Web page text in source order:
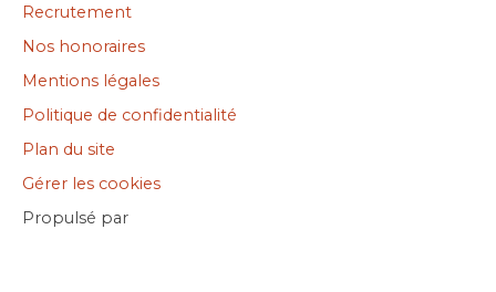
Recrutement
Nos honoraires
Mentions légales
Politique de confidentialité
Plan du site
Gérer les cookies
Propulsé par